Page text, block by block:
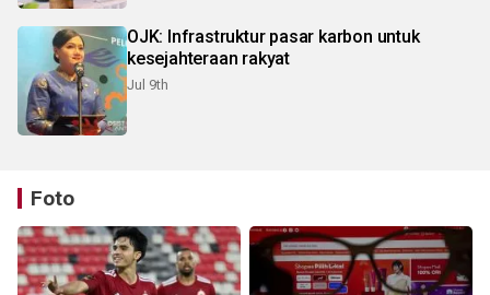
OJK: Infrastruktur pasar karbon untuk
kesejahteraan rakyat
Jul 9th
Foto